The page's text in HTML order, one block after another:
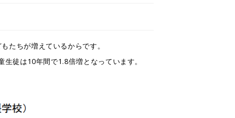
たちが増えているからです。
徒は10年間で1.8倍増となっています。